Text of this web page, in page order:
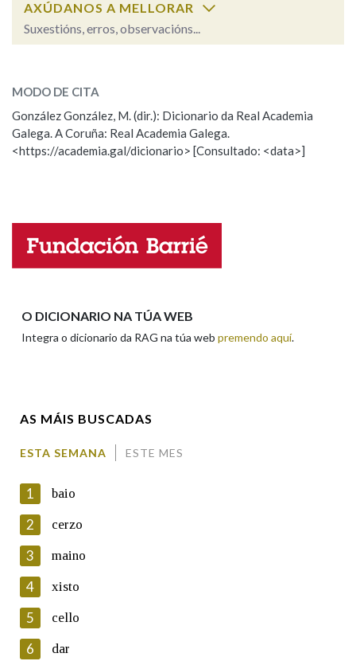
Marcas gramaticais
Pertence a
LIMPAR
AXÚDANOS A MELLORAR
Suxestións, erros, observacións...
ESCOLLE UNHA OPCIÓN:
Observación Hai un erro na palabra
Propoño mellorar a definición
Nome
En cumprimento da normativa vixente en materia de
Protección de Datos de Carácter Persoal, a Real Academia
Galega informa a aqueles usuarios que faciliten o seu correo
electrónico, así como calquera outra información de carácter
persoal, que estes datos serán obxecto de tratamento
automatizado de carácter confidencial e incorporados aos seus
ficheiros informáticos. Así mesmo, os usuarios poderán exercer o
MODO DE CITA
González González, M. (dir.): Dicionario da Real Academia
Galega. A Coruña: Real Academia Galega.
<https://academia.gal/dicionario> [Consultado: <data>]
O DICIONARIO NA TÚA WEB
Integra o dicionario da RAG na túa web premendo aquí.
AS MÁIS BUSCADAS
ESTA SEMANA ESTE MES
1 baio
2 cerzo
3 maino
4 xisto
5 cello
6 dar